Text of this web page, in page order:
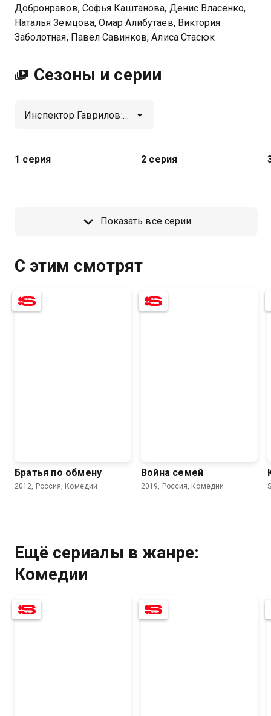
Добронравов, Софья Каштанова, Денис Власенко,
Наталья Земцова, Омар Алибутаев, Виктория
Заболотная, Павел Савинков, Алиса Стасюк
Сезоны и серии
1 серия 2 серия
Показать все серии
С этим смотрят
7.8 6.2
Братья по обмену
2012, Россия, Комедии
Война семей
2019, Россия, Комедии
Ещё сериалы в жанре:
Комедии
6.2